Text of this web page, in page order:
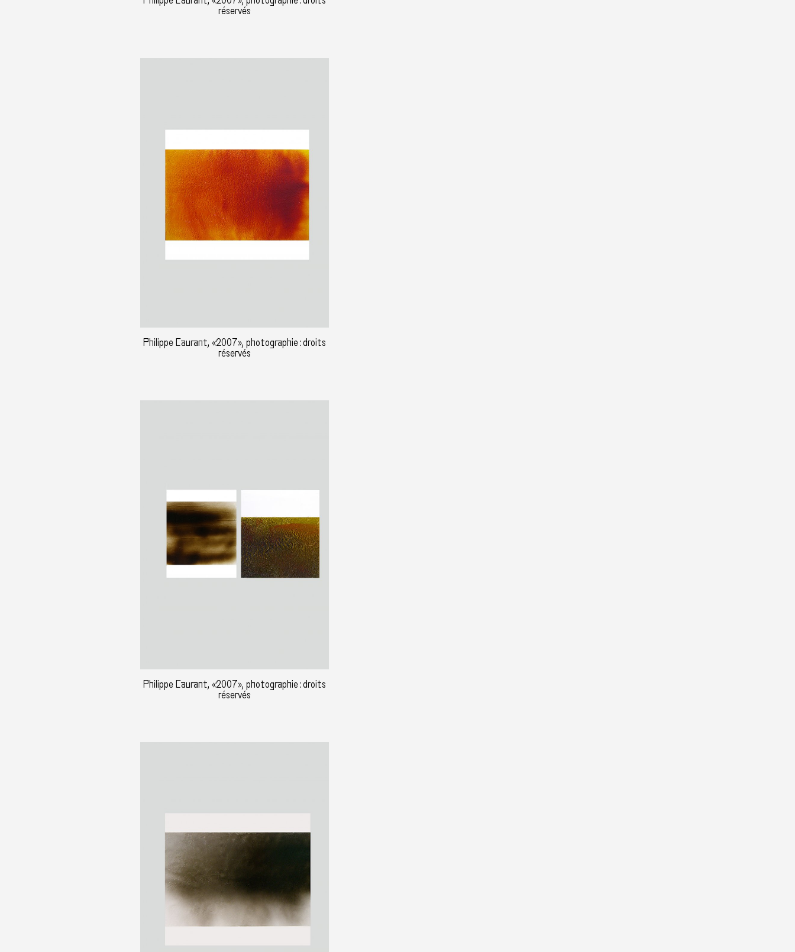
réservés
Philippe Caurant, «2007», photographie : droits
réservés
Philippe Caurant, «2007», photographie : droits
réservés